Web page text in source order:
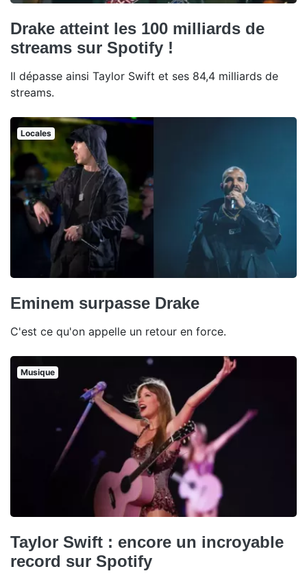
Drake atteint les 100 milliards de
streams sur Spotify !
Il dépasse ainsi Taylor Swift et ses 84,4 milliards de
streams.
Locales
Eminem surpasse Drake
C'est ce qu'on appelle un retour en force.
Musique
Taylor Swift : encore un incroyable
record sur Spotify